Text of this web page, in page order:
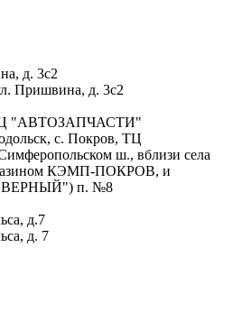
д. 3с2
Пришвина, д. 3с2
ТЦ "АВТОЗАПЧАСТИ"
c. Покров, ТЦ
ш., вблизи села
КЭМП-ПОКРОВ, и
"ВЕРНЫЙ") п. №8
д.7
д. 7